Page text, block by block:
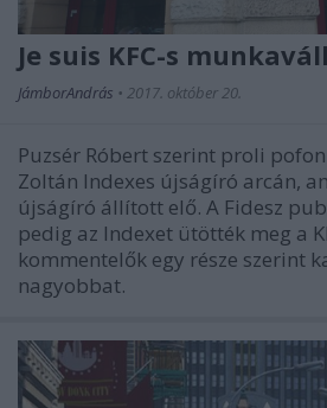
Je suis KFC-s
JámborAndrás • 2017. október 20.
Puzsér Róbert szerint proli
Zoltán Indexes újságíró arcán,
újságíró állított elő. A Fidesz
pedig az Indexet ütötték meg a
kommentelők egy része szerint
nagyobbat.